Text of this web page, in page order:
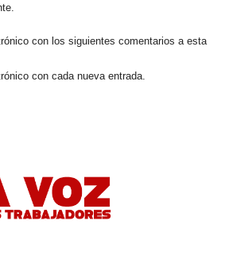
con los siguientes comentarios a esta
con cada nueva entrada.